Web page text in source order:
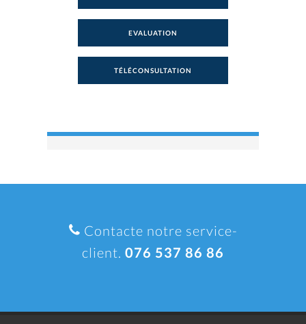
EVALUATION
TÉLÉCONSULTATION
Contacte notre service-
client. 076 537 86 86